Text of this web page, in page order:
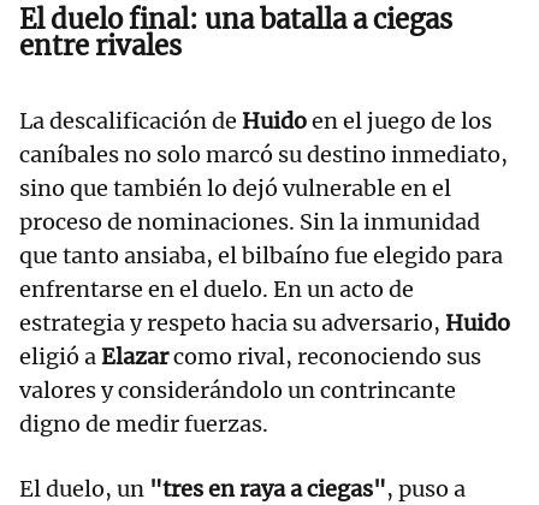
El duelo final: una batalla a ciegas
entre rivales
La descalificación de Huidoen el juego de los
caníbales no solo marcó su destino inmediato,
sino que también lo dejó vulnerable en el
proceso de nominaciones. Sin la inmunidad
que tanto ansiaba, el bilbaíno fue elegido para
enfrentarse en el duelo. En un acto de
estrategia y respeto hacia su adversario, Huido
eligió aElazarcomo rival, reconociendo sus
valores y considerándolo un contrincante
digno de medir fuerzas.
El duelo, un "tres en raya a ciegas", puso a